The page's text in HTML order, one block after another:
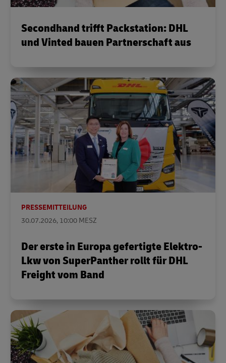
Secondhand trifft Packstation: DHL
und Vinted bauen Partnerschaft aus
PRESSEMITTEILUNG
30.07.2026, 10:00 MESZ
Der erste in Europa gefertigte Elektro-
Lkw von SuperPanther rollt für DHL
Freight vom Band